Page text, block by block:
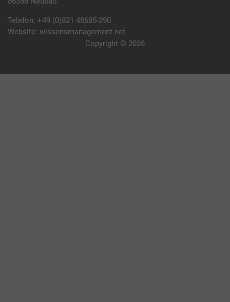
Telefon: +49 (0)821 48685-290
Website: wissensmanagement.net
Copyright © 2026